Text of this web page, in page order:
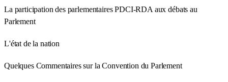
La participation des parlementaires PDCI-RDA aux débats au
Parlement
L'état de la nation
Quelques Commentaires sur la Convention du Parlement